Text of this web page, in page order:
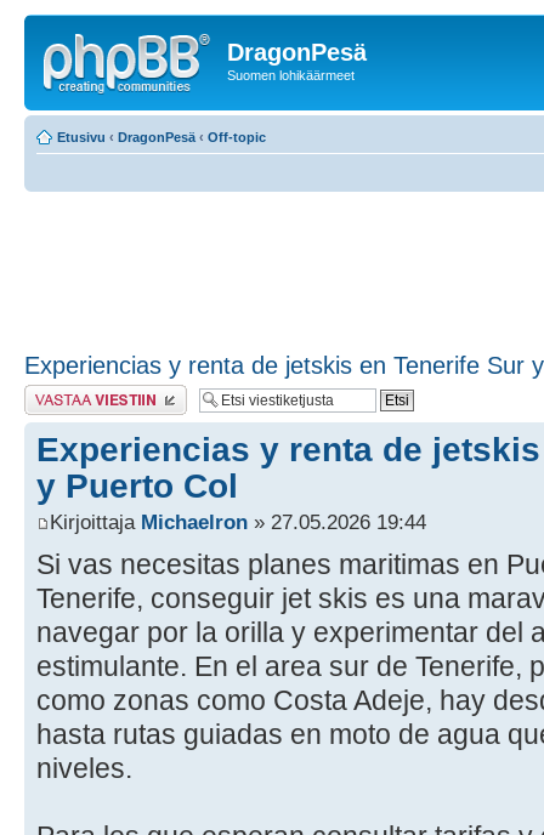
DragonPesä
Suomen lohikäärmeet
Etusivu ‹ DragonPesä ‹ Off-topic
Experiencias y renta de jetskis en Tenerife Sur
Lähetä vastaus
Experiencias y renta de
y Puerto Col
Kirjoittaja Michaelron » 27.05.2026 19:44
Si vas necesitas planes maritimas en
Tenerife, conseguir jet skis es una
navegar por la orilla y experimentar del
estimulante. En el area sur de Tenerife,
como zonas como Costa Adeje, hay
hasta rutas guiadas en moto de agua
niveles.